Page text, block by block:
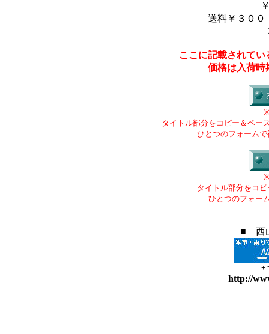
送料￥３００
ここに記載されて
価格は入荷時
タイトル部分をコピー＆ペー
ひとつのフォーム
タイトル部分をコ
ひとつのフォー
■ 西
+
http://